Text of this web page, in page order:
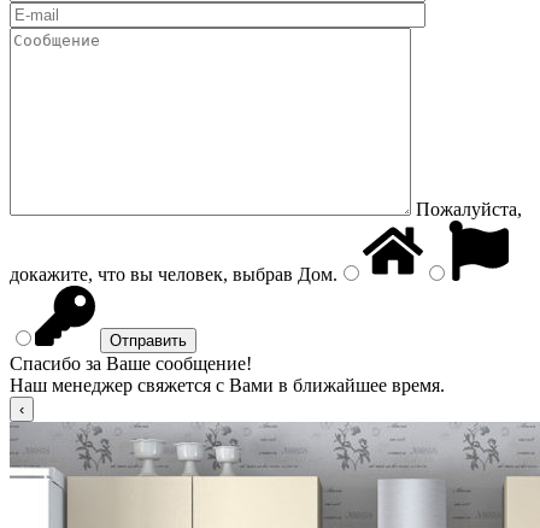
Пожалуйста,
докажите, что вы человек, выбрав Дом.
Спасибо за Ваше сообщение!
Наш менеджер свяжется с Вами в ближайшее время.